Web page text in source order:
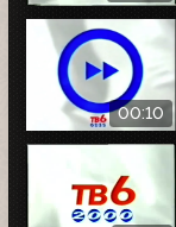
00:10